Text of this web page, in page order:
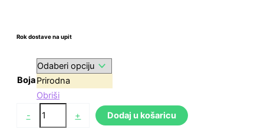
Rok dostave na upit
BojaPrirodna
Obriši
-
+
Dodaj u košaricu